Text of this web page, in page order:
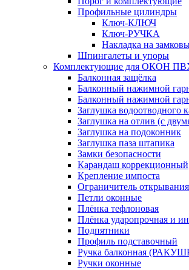
Профильные цилиндры
Ключ-КЛЮЧ
Ключ-РУЧКА
Накладка на
Шпингалеты и упоры
Комплектующие для ОКОН ПВХ
Балконная защёлка
Балконный нажимной
Балконный нажимной
Заглушка водоотводного
Заглушка на отлив (с
Заглушка на подоконник
Заглушка паза штапика
Замки безопасности
Карандаш коррекционный
Крепление импоста
Ограничитель открывания
Петли оконные
Плёнка тефлоновая
Плёнка ударопрочная и
Подпятники
Профиль подставочный
Ручка балконная
Ручки оконные